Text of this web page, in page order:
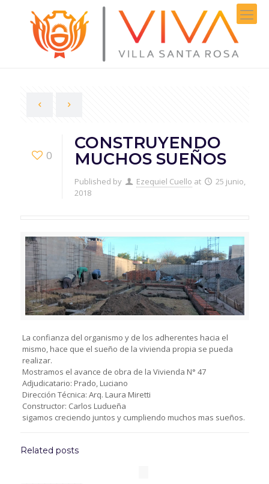
0
CONSTRUYENDO
MUCHOS SUEÑOS
Published by Ezequiel Cuello at
25 junio,
2018
La confianza del organismo y de los adherentes hacia el
mismo, hace que el sueño de la vivienda propia se pueda
realizar.
Mostramos el avance de obra de la Vivienda N° 47
Adjudicatario: Prado, Luciano
Dirección Técnica: Arq. Laura Miretti
Constructor: Carlos Ludueña
sigamos creciendo juntos y cumpliendo muchos mas sueños.
Related posts